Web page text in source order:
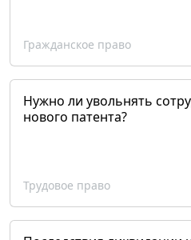
Гражданское право
Нужно ли увольнять
нового патента?
Трудовое право